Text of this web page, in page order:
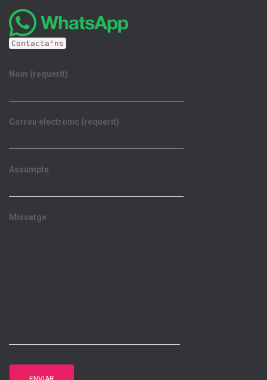
Contacta'ns
Nom (requerit)
Correu electrònic (requerit)
Assumpte
Missatge